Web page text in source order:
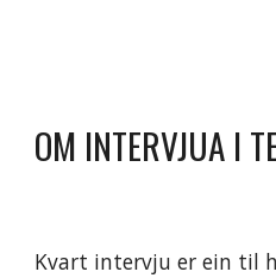
OM INTERVJUA I
Kvart intervju er ein til